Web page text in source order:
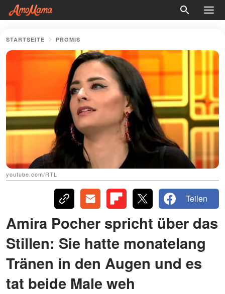
STARTSEITE PROMIS
youtube.com/RTL
Teilen
Amira Pocher spricht über das
Stillen: Sie hatte monatelang
Tränen in den Augen und es
tat beide Male weh